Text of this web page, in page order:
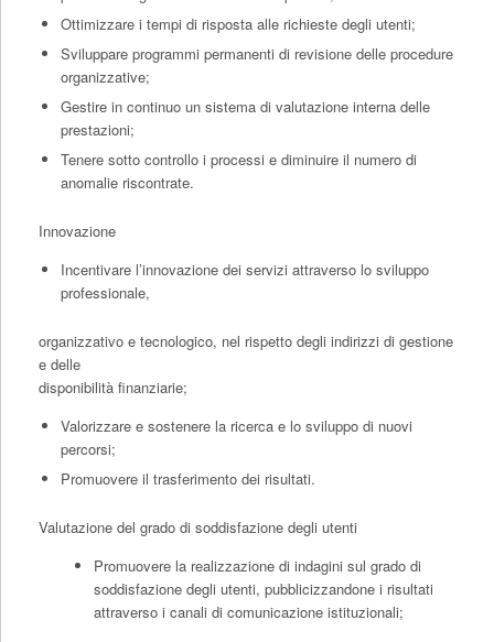
Ottimizzare i tempi di risposta alle richieste degli utenti;
Sviluppare programmi permanenti di revisione delle procedure
organizzative;
Gestire in continuo un sistema di valutazione interna delle
prestazioni;
Tenere sotto controllo i processi e diminuire il numero di
anomalie riscontrate.
Innovazione
Incentivare l’innovazione dei servizi attraverso lo sviluppo
professionale,
organizzativo e tecnologico, nel rispetto degli indirizzi di gestione
e delle
disponibilità finanziarie;
Valorizzare e sostenere la ricerca e lo sviluppo di nuovi
percorsi;
Promuovere il trasferimento dei risultati.
Valutazione del grado di soddisfazione degli utenti
Promuovere la realizzazione di indagini sul grado di
soddisfazione degli utenti, pubblicizzandone i risultati
attraverso i canali di comunicazione istituzionali;